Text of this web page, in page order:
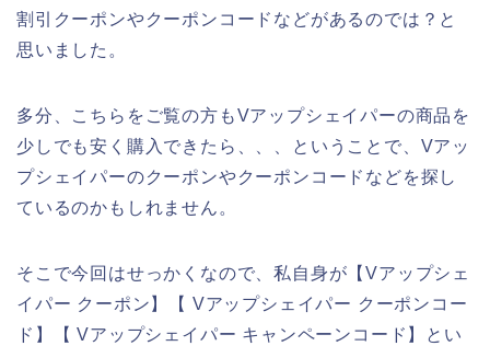
割引クーポンやクーポンコードなどがあるのでは？と
思いました。
多分、こちらをご覧の方もVアップシェイパーの商品を
少しでも安く購入できたら、、、ということで、Vアッ
プシェイパーのクーポンやクーポンコードなどを探し
ているのかもしれません。
そこで今回はせっかくなので、私自身が【Vアップシェ
イパー クーポン】【 Vアップシェイパー クーポンコー
ド】【 Vアップシェイパー キャンペーンコード】とい